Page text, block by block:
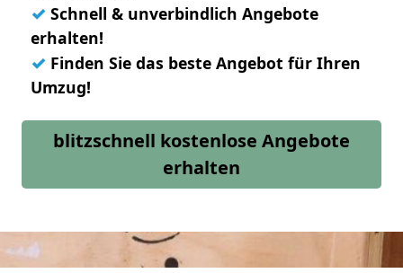
✓ Schnell & unverbindlich Angebote
erhalten!
✓ Finden Sie das beste Angebot für Ihren
Umzug!
blitzschnell kostenlose Angebote
erhalten